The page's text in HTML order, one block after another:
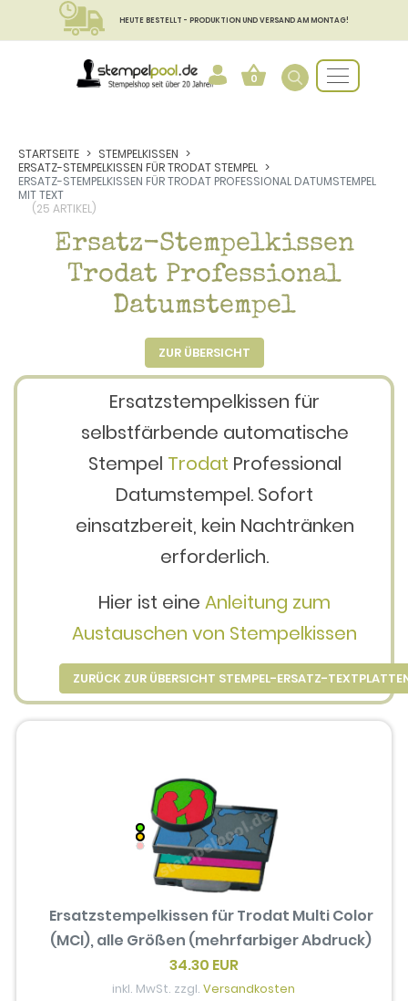
HEUTE BESTELLT - PRODUKTION UND VERSAND AM MONTAG!
0
STARTSEITE
STEMPELKISSEN
ERSATZ-STEMPELKISSEN FÜR TRODAT STEMPEL
ERSATZ-STEMPELKISSEN FÜR TRODAT PROFESSIONAL DATUMSTEMPEL
MIT TEXT
(25 ARTIKEL)
Ersatz-Stempelkissen
Trodat Professional
Datumstempel
ZUR ÜBERSICHT
Ersatzstempelkissen für
selbstfärbende automatische
Stempel Trodat Professional
Datumstempel. Sofort
einsatzbereit, kein Nachtränken
erforderlich.
Hier ist eine Anleitung zum
Austauschen von Stempelkissen
ZURÜCK ZUR ÜBERSICHT STEMPEL-ERSATZ-
Ersatzstempelkissen für Trodat Multi Color
(MCI), alle Größen (mehrfarbiger Abdruck)
34.30 EUR
inkl. MwSt. zzgl.Versandkosten